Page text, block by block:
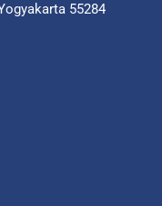
55284